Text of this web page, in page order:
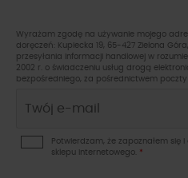
Wyrażam zgodę na używanie mojego
doręczeń: Kupiecka 19, 65-427 Zielona
przesyłania informacji handlowej w
2002 r. o świadczeniu usług drogą
bezpośredniego, za pośrednictwem poczty
Potwierdzam, że zapoznałem się
sklepu internetowego. *